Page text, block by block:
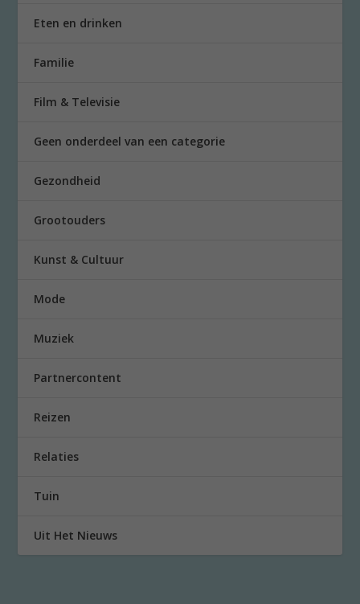
Eten en drinken
Familie
Film & Televisie
Geen onderdeel van een categorie
Gezondheid
Grootouders
Kunst & Cultuur
Mode
Muziek
Partnercontent
Reizen
Relaties
Tuin
Uit Het Nieuws